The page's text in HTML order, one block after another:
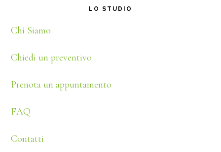
LO STUDIO
Chi Siamo
Chiedi un preventivo
Prenota un appuntamento
FAQ
Contatti